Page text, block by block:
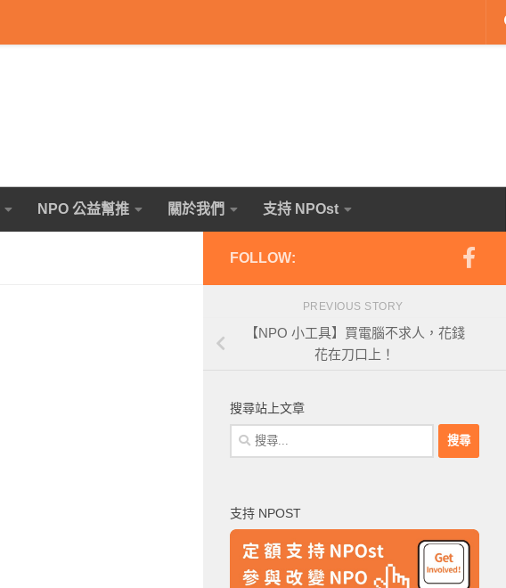
NPO 公益幫推 關於我們 支持 NPOst
FOLLOW:
PREVIOUS STORY
【NPO 小工具】買電腦不求人，花錢
花在刀口上！
搜尋站上文章
搜
尋
字:
支持 NPOST